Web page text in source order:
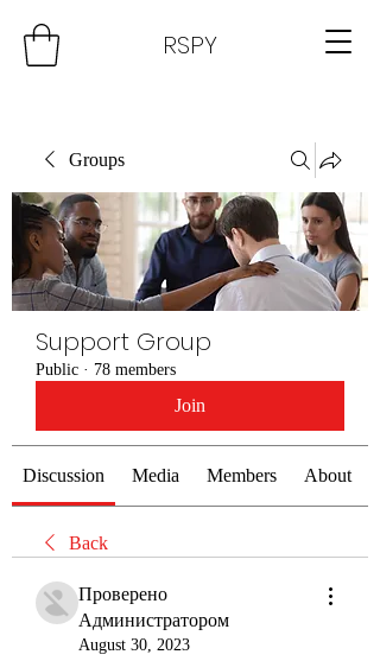
RSPY
Groups
Support Group
Public · 78 members
Join
Discussion Media Members About
Back
Проверено
Администратором
August 30, 2023